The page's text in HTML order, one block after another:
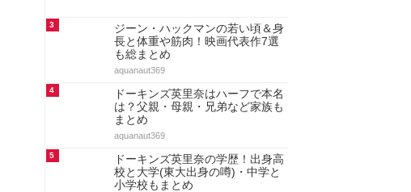
3
ジーン・ハックマンの若い頃＆身
長と体重や筋肉！映画代表作7選
も総まとめ
aquanaut369
4
ドーキンズ英里奈はハーフで本名
は？父親・母親・兄弟など家族も
まとめ
aquanaut369
5
ドーキンズ英里奈の学歴！出身高
校と大学(東大出身の噂)・中学と
小学校もまとめ